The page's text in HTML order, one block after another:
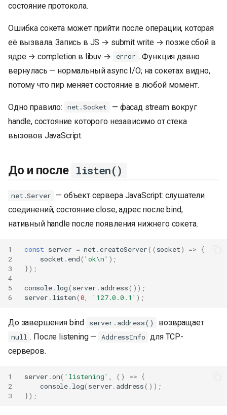
состояние протокола.
Ошибка сокета может прийти после операции, которая
её вызвала. Запись в JS → submit write → позже сбой в
ядре → completion в libuv →
error . Функция давно
вернулась — нормальный async I/O; на сокетах видно,
потому что пир меняет состояние в любой момент.
Одно правило: net.Socket
— фасад stream вокруг
handle, состояние которого независимо от стека
вызовов JavaScript.
До и после listen()
net.Server
— объект сервера JavaScript: слушатели
соединений, состояние close, адрес после bind,
нативный handle после появления нижнего сокета.
1
2
3
4
5
6
const server = net .createServer(( socket) =>
{
socket . end( 'ok\n' );
});
console. log( server . address());
server . listen(0 '127.0.0.1' );
До завершения bind server.address() возвращает
null . После listening — AddressInfo для TCP-
серверов.
1
2
3
server .on( 'listening' () => {
console. log( server. address());
});